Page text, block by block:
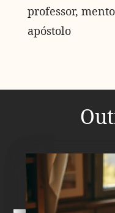
professor,
apóstolo